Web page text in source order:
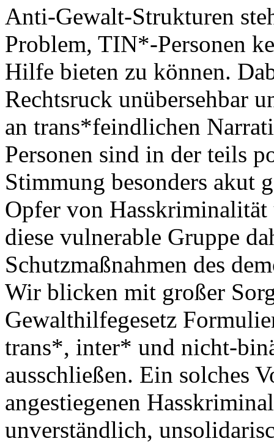
Anti-Gewalt-Strukturen
Problem, TIN*-Personen
Hilfe bieten zu können.
Rechtsruck unübersehbar
an trans*feindlichen
Personen sind in der teils
Stimmung besonders akut
Opfer von
diese vulnerable Gruppe
Schutzmaßnahmen des
Wir blicken mit großer
Gewalthilfegesetz
trans*, inter* und nicht-
ausschließen. Ein solches
angestiegenen
unverständlich,